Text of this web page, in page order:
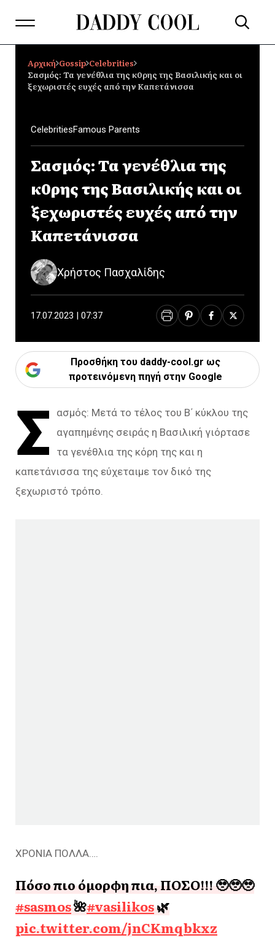
Αρχική Gossip Celebrities
Σασμός: Τα γενέθλια της κ0ρης της Βασιλικής και οι
ξεχωριστές ευχές από την Καπετάνισσα
CelebritiesFamous Parents
Σασμός: Τα γενέθλια της
κ0ρης της Βασιλικής και οι
ξεχωριστές ευχές από την
Καπετάνισσα
Χρήστος Πασχαλίδης
17.07.2023 | 07:37
Προσθήκη του daddy-cool.gr ως
προτεινόμενη πηγή στην Google
Σ
ασμός: Μετά το τέλος του Β΄ κύκλου της
αγαπημένης σειράς η Βασιλική γιόρτασε
τα γενέθλια της κόρη της και η
καπετάνισσα της εύχεταιμε τον δικό της
ξεχωριστό τρόπο.
ΧΡΟΝΙΑ ΠΟΛΛΑ….
Πόσο πιο όμορφη πια, ΠΟΣΟ!!! 🥹🥹🥹
#sasmos🌺#vasilikos🌿
pic.twitter.com/jnCKmqbkxz